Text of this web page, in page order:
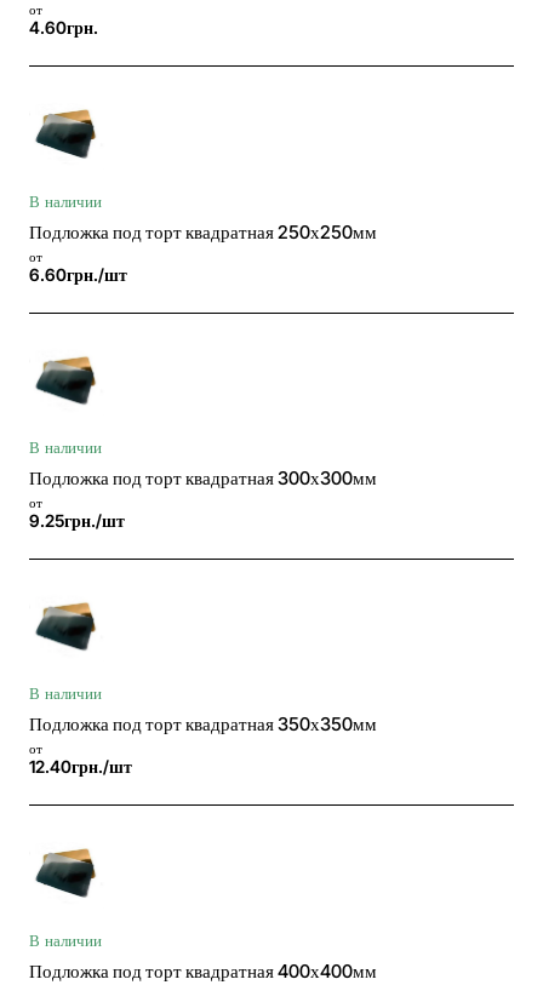
от
4.60грн.
В наличии
Подложка под торт квадратная 250х250мм
от
6.60грн./шт
В наличии
Подложка под торт квадратная 300х300мм
от
9.25грн./шт
В наличии
Подложка под торт квадратная 350х350мм
от
12.40грн./шт
В наличии
Подложка под торт квадратная 400х400мм